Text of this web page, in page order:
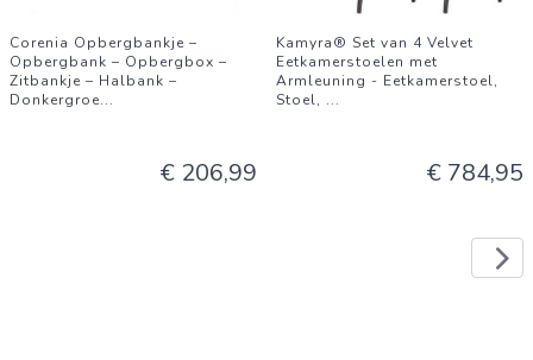
Corenia Opbergbankje –
Opbergbank – Opbergbox –
Zitbankje – Halbank –
Donkergroe...
€ 206,99
Kamyra® Set van 4 Velvet
Eetkamerstoelen met
Armleuning - Eetkamerstoel,
Stoel, ...
€ 784,95